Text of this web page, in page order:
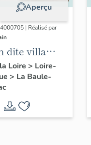
Aperçu
| Réalisé par
dite villa
Maryjo, 4
de Ploërmel
Loire > Loire-
> La Baule-